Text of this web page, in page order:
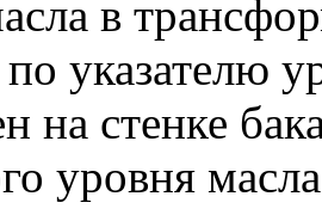
в
по указателю
на стенке
уровня